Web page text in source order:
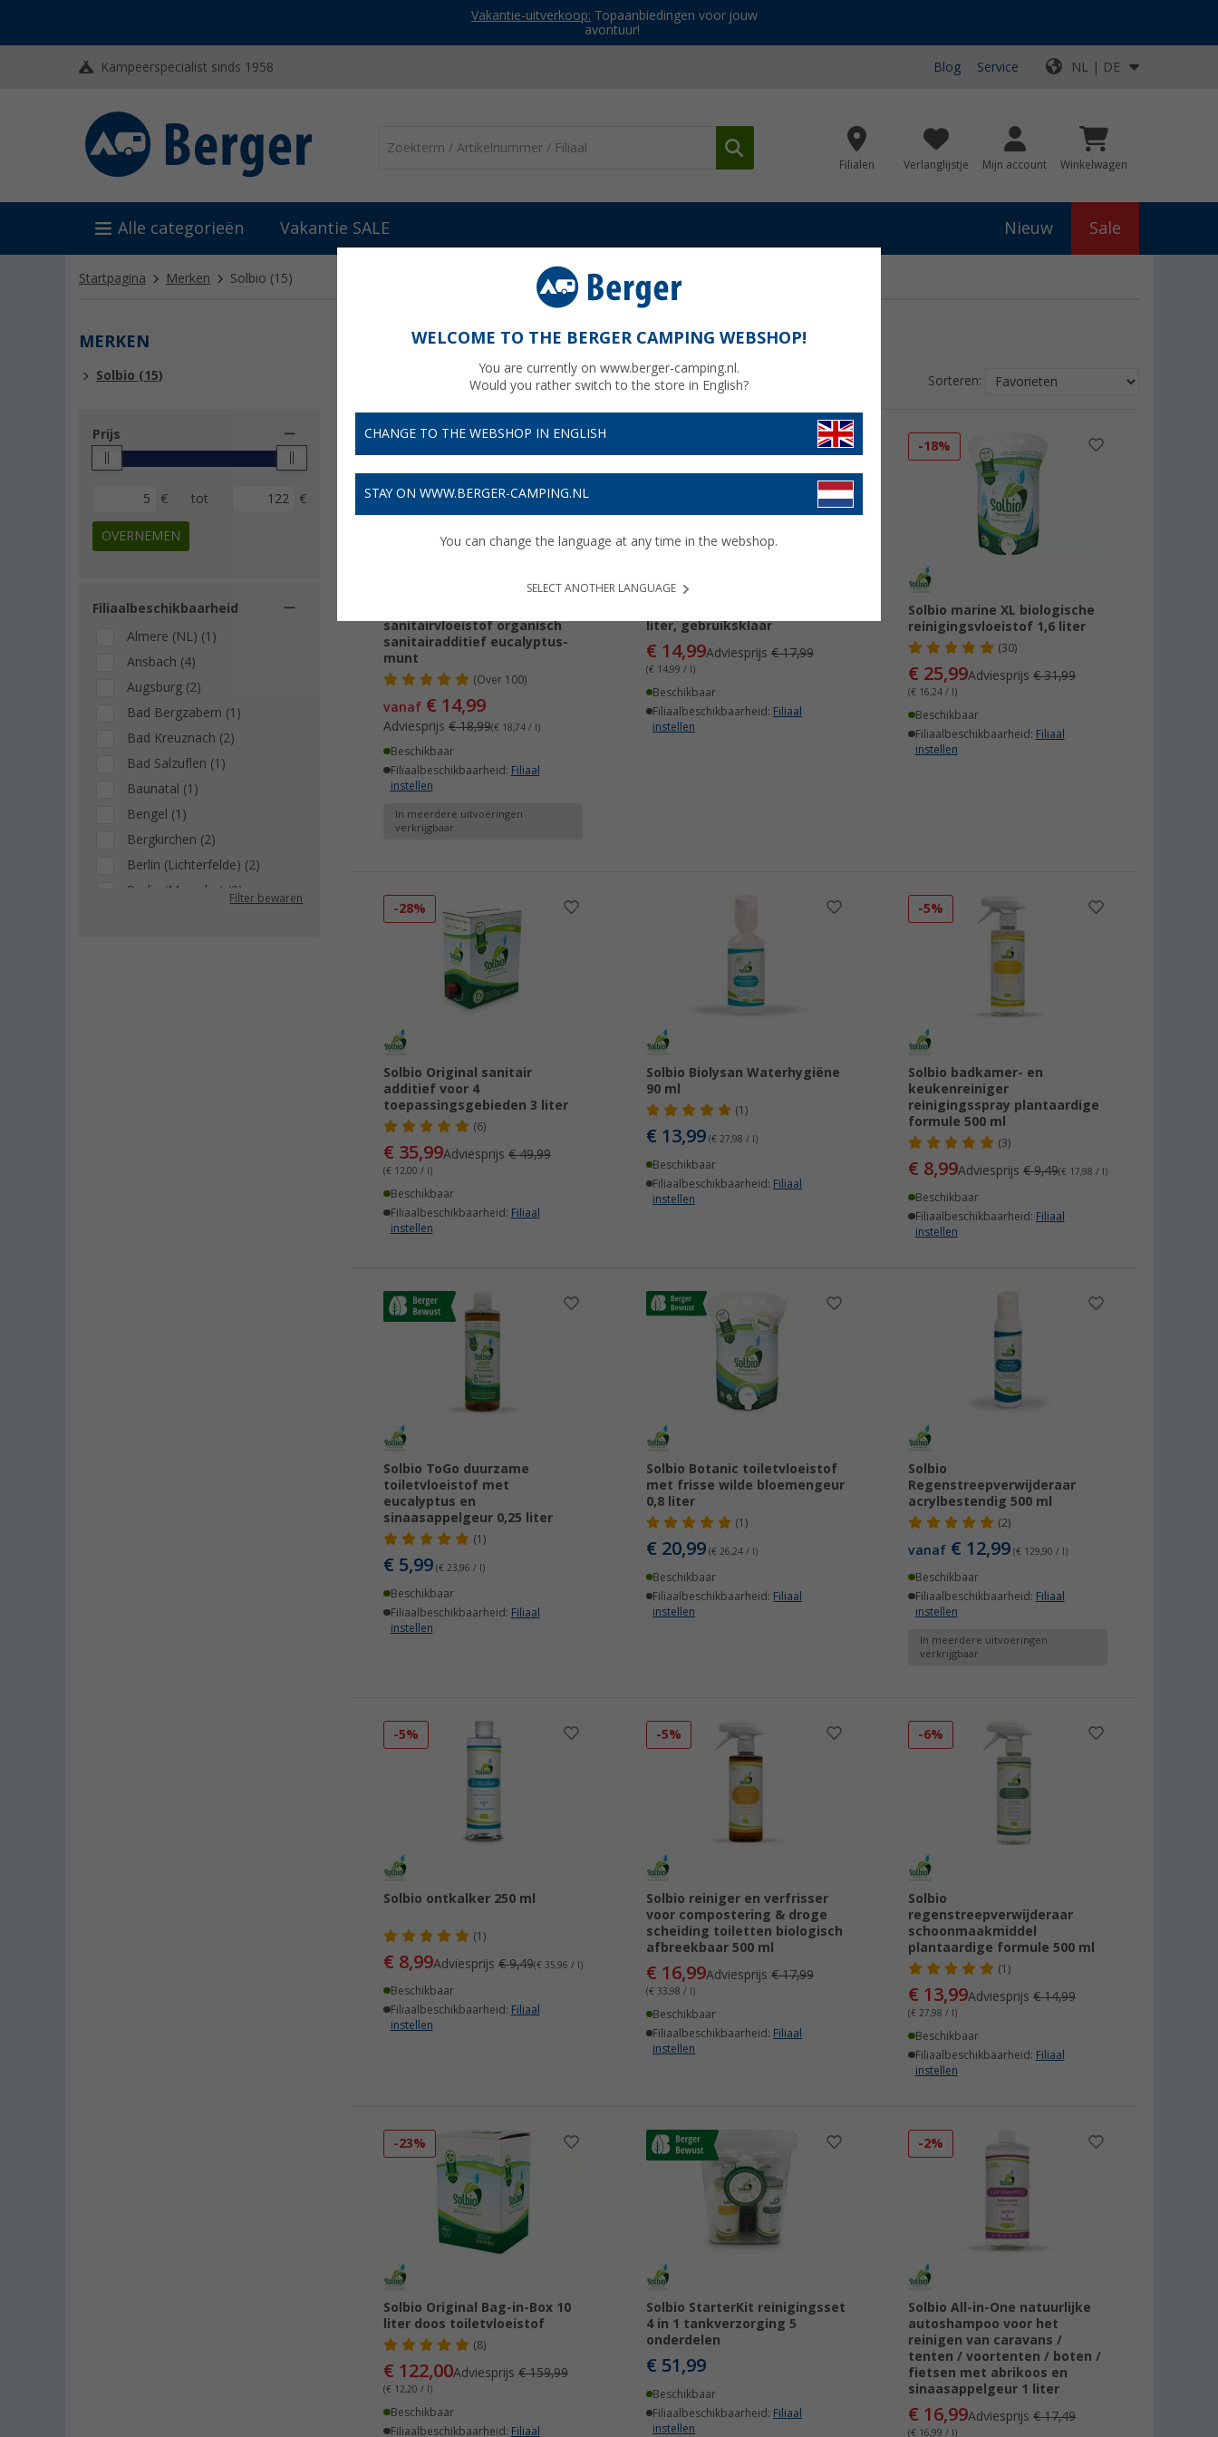
Vakantie-uitverkoop: Topaanbiedingen voor jouw
avontuur!
Kampeerspecialist sinds 1958 Blog Service NL | DE
Filialen Verlanglijstje Mijn account Winkelwagen
Alle categorieën Vakantie SALE Nieuw Sale
Startpagina Merken Solbio (15)
MERKEN
Solbio (15)
Prijs
€ tot €
OVERNEMEN
Filiaalbeschikbaarheid
Almere (NL) (1)
Ansbach (4)
Augsburg (2)
Bad Bergzabern (1)
Bad Kreuznach (2)
Bad Salzuflen (1)
Baunatal (1)
Bengel (1)
Bergkirchen (2)
Berlin (Lichterfelde) (2)
Berlin (Marzahn) (2)
Filter bewaren
SOLBIO
Sorteren:
sanitairvloeistof organisch
sanitairadditief eucalyptus-
munt
(Over100)
vanaf € 14,99
Adviesprijs€ 18,99(€ 18,74 / l)
Beschikbaar
Filiaalbeschikbaarheid: Filiaal
instellen
In meerdere uitvoeringen
verkrijgbaar
liter, gebruiksklaar
€ 14,99Adviesprijs€ 17,99
(€ 14,99 / l)
Beschikbaar
Filiaalbeschikbaarheid: Filiaal
instellen
-18%
Solbio marine XL biologische
reinigingsvloeistof 1,6 liter
(30)
€ 25,99Adviesprijs€ 31,99
(€ 16,24 / l)
Beschikbaar
Filiaalbeschikbaarheid: Filiaal
instellen
-28%
Solbio Original sanitair
additief voor 4
toepassingsgebieden 3 liter
(6)
€ 35,99Adviesprijs€ 49,99
(€ 12,00 / l)
Beschikbaar
Filiaalbeschikbaarheid: Filiaal
instellen
Solbio Biolysan Waterhygiëne
90 ml
(1)
€ 13,99 (€ 27,98 / l)
Beschikbaar
Filiaalbeschikbaarheid: Filiaal
instellen
-5%
Solbio badkamer- en
keukenreiniger
reinigingsspray plantaardige
formule 500 ml
(3)
€ 8,99Adviesprijs€ 9,49(€ 17,98 / l)
Beschikbaar
Filiaalbeschikbaarheid: Filiaal
instellen
Solbio ToGo duurzame
toiletvloeistof met
eucalyptus en
sinaasappelgeur 0,25 liter
(1)
€ 5,99 (€ 23,96 / l)
Beschikbaar
Filiaalbeschikbaarheid: Filiaal
instellen
Solbio Botanic toiletvloeistof
met frisse wilde bloemengeur
0,8 liter
(1)
€ 20,99 (€ 26,24 / l)
Beschikbaar
Filiaalbeschikbaarheid: Filiaal
instellen
Solbio
Regenstreepverwijderaar
acrylbestendig 500 ml
(2)
vanaf € 12,99 (€ 129,90 / l)
Beschikbaar
Filiaalbeschikbaarheid: Filiaal
instellen
In meerdere uitvoeringen
verkrijgbaar
-5%
Solbio ontkalker 250 ml
(1)
€ 8,99Adviesprijs€ 9,49(€ 35,96 / l)
Beschikbaar
Filiaalbeschikbaarheid: Filiaal
instellen
-5%
Solbio reiniger en verfrisser
voor compostering & droge
scheiding toiletten biologisch
afbreekbaar 500 ml
€ 16,99Adviesprijs€ 17,99
(€ 33,98 / l)
Beschikbaar
Filiaalbeschikbaarheid: Filiaal
instellen
-6%
Solbio
regenstreepverwijderaar
schoonmaakmiddel
plantaardige formule 500 ml
(1)
€ 13,99Adviesprijs€ 14,99
(€ 27,98 / l)
Beschikbaar
Filiaalbeschikbaarheid: Filiaal
instellen
-23%
Solbio Original Bag-in-Box 10
liter doos toiletvloeistof
(8)
€ 122,00Adviesprijs€ 159,99
(€ 12,20 / l)
Beschikbaar
Filiaalbeschikbaarheid: Filiaal
Solbio StarterKit reinigingsset
4 in 1 tankverzorging 5
onderdelen
€ 51,99
Beschikbaar
Filiaalbeschikbaarheid: Filiaal
instellen
-2%
Solbio All-in-One natuurlijke
autoshampoo voor het
reinigen van caravans /
tenten / voortenten / boten /
fietsen met abrikoos en
sinaasappelgeur 1 liter
€ 16,99Adviesprijs€ 17,49
(€ 16,99 / l)
WELCOME TO THE BERGER CAMPING WEBSHOP!
You are currently on www.berger-camping.nl.
Would you rather switch to the store in English?
CHANGE TO THE WEBSHOP IN ENGLISH
STAY ON WWW.BERGER-CAMPING.NL
You can change the language at any time in the webshop.
SELECT ANOTHER LANGUAGE